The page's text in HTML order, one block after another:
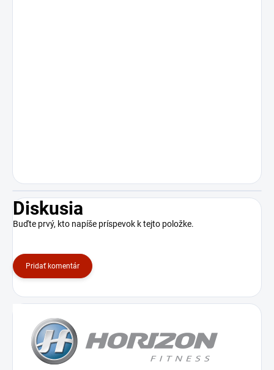
Diskusia
Buďte prvý, kto napíše príspevok k tejto položke.
Pridať komentár